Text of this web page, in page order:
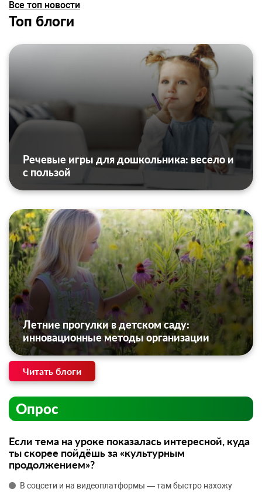
Все топ новости
Топ блоги
Речевые игры для дошкольника: весело и
с пользой
Летние прогулки в детском саду:
инновационные методы организации
Читать блоги
Опрос
Если тема на уроке показалась интересной, куда
ты скорее пойдёшь за «культурным
продолжением»?
В соцсети и на видеоплатформы — там быстро нахожу